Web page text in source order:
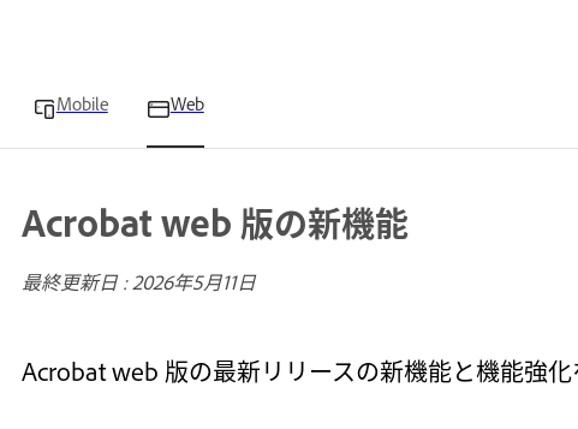
Mobile Web
Acrobat web 版の新機能
最終更新日 :2026年5月11日
Acrobat web 版の最新リリースの新機能と機能強化